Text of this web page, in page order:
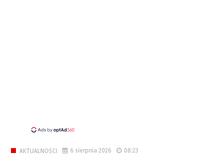
AKTUALNOŚCI 6 sierpnia 2026 08:23